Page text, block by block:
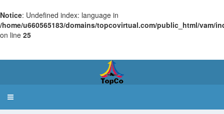
Notice: Undefined index: language in
/home/u660565183/domains/topcovirtual.com/public_html/vam/
on line 25
Toggle